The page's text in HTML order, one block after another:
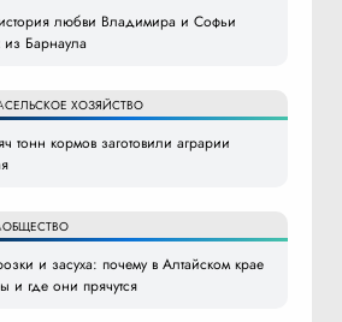
любви Владимира и Софьи
из Барнаула
СЕЛЬСКОЕ ХОЗЯЙСТВО
тонн кормов заготовили аграрии
ОБЩЕСТВО
и засуха: почему в Алтайском крае
и где они прячутся